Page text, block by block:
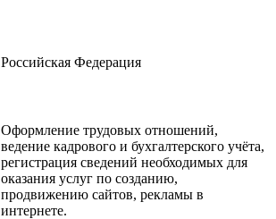
Российская Федерация
Оформление трудовых отношений,
ведение кадрового и бухгалтерского учёта,
регистрация сведений необходимых для
оказания услуг по созданию,
продвижению сайтов, рекламы в
интернете.